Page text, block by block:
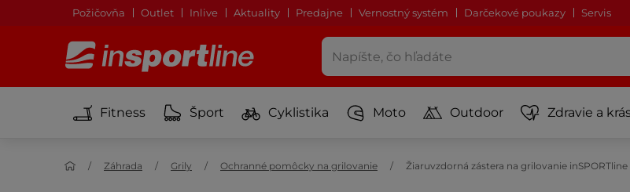
Požičovňa Outlet Inlive Aktuality Predajne Vernostný systém Darčekové poukazy Servis
Fitness Šport Cyklistika Moto Outdoor Zdravie a
Záhrada Grily Ochranné pomôcky na grilovanie Žiaruvzdorná zástera na grilovanie